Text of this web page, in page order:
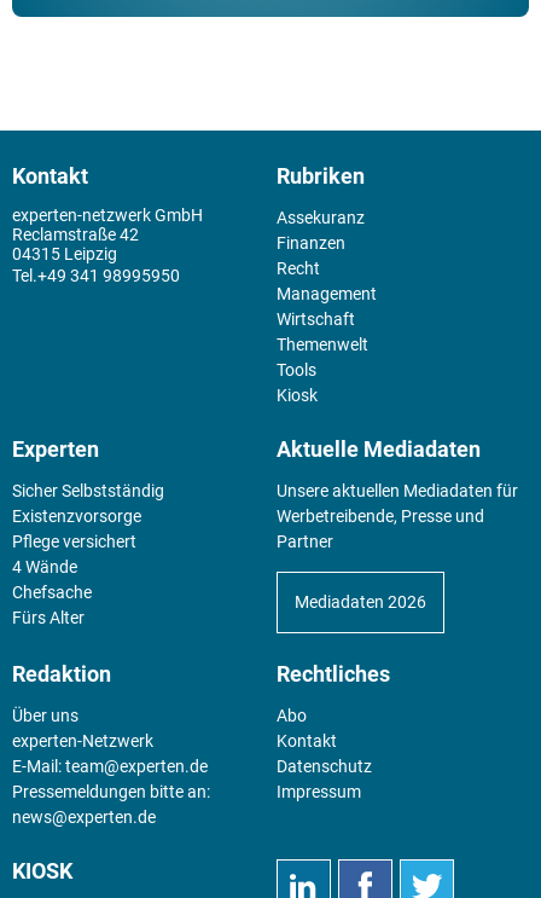
Kontakt
experten-netzwerk GmbH
Reclamstraße 42
04315 Leipzig
+49 341 98995950
Rubriken
Assekuranz
Finanzen
Recht
Management
Wirtschaft
Themenwelt
Tools
Kiosk
Experten
Sicher Selbstständig
Existenz­vorsorge
Pflege versichert
4 Wände
Chefsache
Fürs Alter
Aktuelle Mediadaten
Unsere aktuellen Mediadaten für
Werbetreibende, Presse und
Partner
Mediadaten 2026
Redaktion
Über uns
experten-Netzwerk
E-Mail:team@experten.de
Pressemeldungen bitte an:
news@experten.de
Rechtliches
Abo
Kontakt
Datenschutz
Impressum
KIOSK